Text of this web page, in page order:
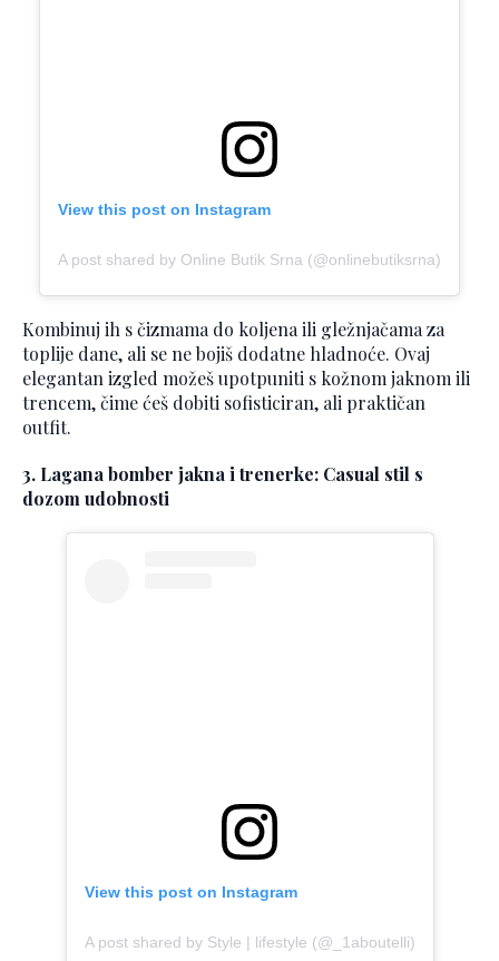
View this post on Instagram
A post shared by Online Butik Srna (@onlinebutiksrna)
Kombinuj ih s čizmama do koljena ili gležnjačama za
toplije dane, ali se ne bojiš dodatne hladnoće. Ovaj
elegantan izgled možeš upotpuniti s kožnom jaknom ili
trencem, čime ćeš dobiti sofisticiran, ali praktičan
outfit.
3. Lagana bomber jakna i trenerke: Casual stil s
dozom udobnosti
View this post on Instagram
A post shared by Style | lifestyle (@_1aboutelli)